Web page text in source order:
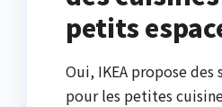
petits
Oui, IKEA propose
pour les petites